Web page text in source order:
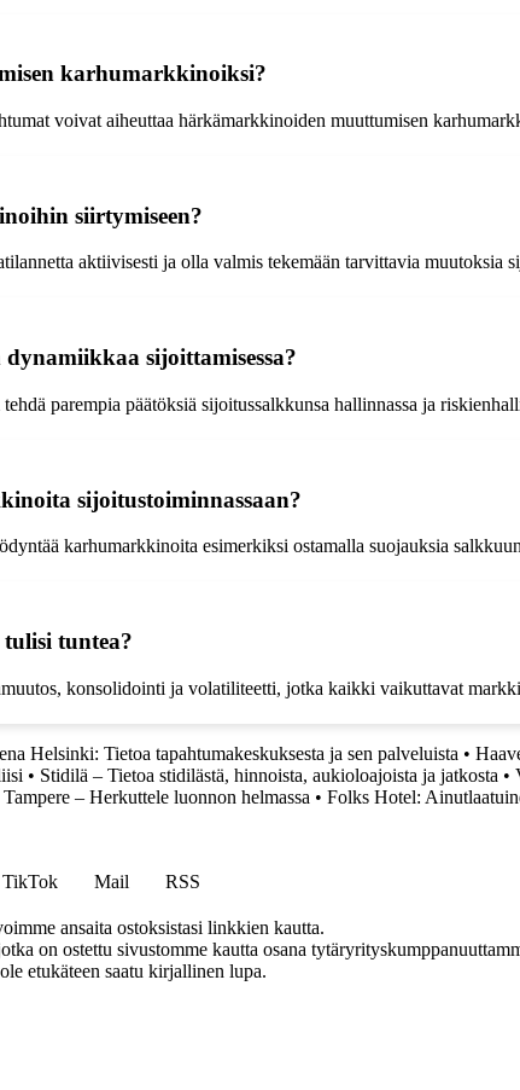
karhumarkkinoiksi?
voivat aiheuttaa härkämarkkinoiden muuttumisen
siirtymiseen?
aktiivisesti ja olla valmis tekemään tarvittavia muutoksia
sijoittamisessa?
parempia päätöksiä sijoitussalkkunsa hallinnassa ja
sijoitustoiminnassaan?
karhumarkkinoita esimerkiksi ostamalla suojauksia
tuntea?
konsolidointi ja volatiliteetti, jotka kaikki vaikuttavat
Helsinki: Tietoa tapahtumakeskuksesta ja sen palveluista •
• Stidilä – Tietoa stidilästä, hinnoista, aukioloajoista ja jatkosta •
– Herkuttele luonnon helmassa • Folks Hotel:
TikTok Mail
RSS
ansaita ostoksistasi linkkien kautta.
on ostettu sivustomme kautta osana
etukäteen saatu kirjallinen lupa.